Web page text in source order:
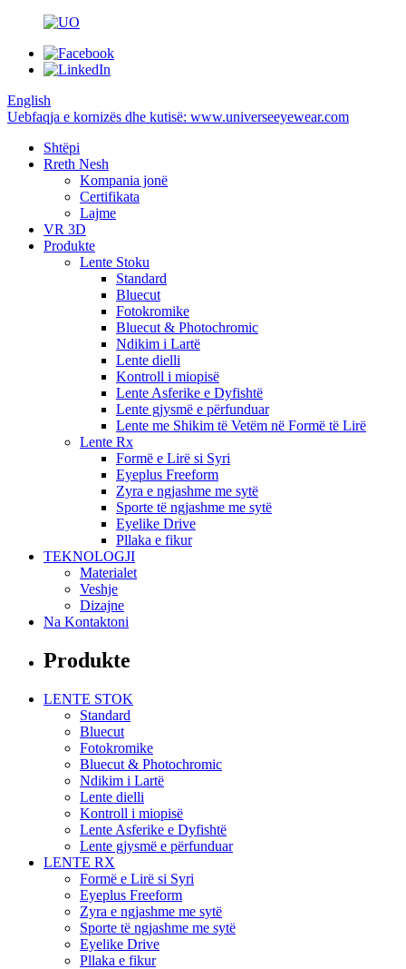
English
Uebfaqja e kornizës dhe kutisë: www.universeeyewear.com
Shtëpi
Rreth Nesh
Kompania jonë
Certifikata
Lajme
VR 3D
Produkte
Lente Stoku
Standard
Bluecut
Fotokromike
Bluecut & Photochromic
Ndikim i Lartë
Lente dielli
Kontroll i miopisë
Lente Asferike e Dyfishtë
Lente gjysmë e përfunduar
Lente me Shikim të Vetëm në Formë të Lirë
Lente Rx
Formë e Lirë si Syri
Eyeplus Freeform
Zyra e ngjashme me sytë
Sporte të ngjashme me sytë
Eyelike Drive
Pllaka e fikur
TEKNOLOGJI
Materialet
Veshje
Dizajne
Na Kontaktoni
Produkte
LENTE STOK
Standard
Bluecut
Fotokromike
Bluecut & Photochromic
Ndikim i Lartë
Lente dielli
Kontroll i miopisë
Lente Asferike e Dyfishtë
Lente gjysmë e përfunduar
LENTE RX
Formë e Lirë si Syri
Eyeplus Freeform
Zyra e ngjashme me sytë
Sporte të ngjashme me sytë
Eyelike Drive
Pllaka e fikur